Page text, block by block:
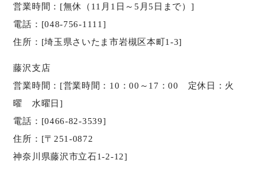
営業時間：[無休（11月1日～5月5日まで）]
電話：[048-756-1111]
住所：[埼玉県さいたま市岩槻区本町1-3]
藤沢支店
営業時間：[営業時間：10：00～17：00 定休日：火
曜 水曜日]
電話：[0466-82-3539]
住所：[〒251-0872
神奈川県藤沢市立石1-2-12]